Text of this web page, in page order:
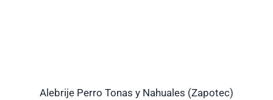
Alebrije Perro Tonas y Nahuales (Zapotec)